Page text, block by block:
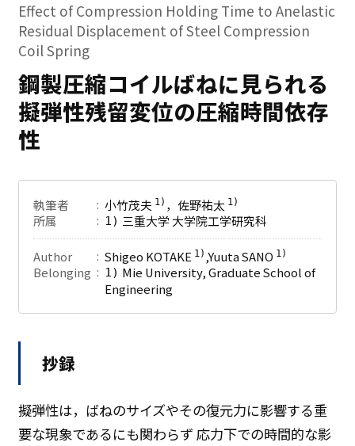
Effect of Compression Holding Time to Anelastic
Residual Displacement of Steel Compression
Coil Spring
鋼製圧縮コイルばねに見られる
擬弾性残留変位の圧縮時間依存
性
執筆者 小竹茂夫 1) ，佐野祐太 1)
所属 1) 三重大学 大学院工学研究科
Author Shigeo KOTAKE 1) ,Yuuta SANO 1)
Belonging 1) Mie University, Graduate School of
Engineering
抄録
擬弾性は，ばねのサイズやその復元力に影響する重
要な現象であるにも関わらず 応力下での時間的な影